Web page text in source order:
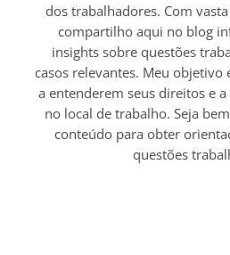
dos trabalhadores. Com
compartilho aqui no blog
insights sobre questões
casos relevantes. Meu objetivo
a entenderem seus direitos e
no local de trabalho. Seja
conteúdo para obter
questões